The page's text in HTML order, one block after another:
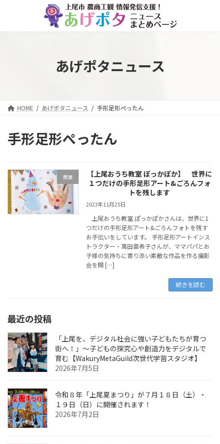
ン
ー
あげポタニュース
HOME あげポタニュース 手形足形ぺったん
手形足形ぺったん
商業
【上尾おうち教室 ぽっかぽか】 世界に
１つだけの手形足形アート&ごろんフォ
トを残します
2023年11月25日
上尾おうち教室 ぽっかぽかさんは、世界に1
つだけの手形足形アート&ごろんフォトを残す
お手伝いをしています。 手形足形アートインス
トラクター・髙田亜希子さんが、ママパパとお
子様の気持ちに寄り添い素敵な作品を作る撮影
会を開 […]
続きを読む
最近の投稿
「上尾を、デジタル社会に強い子どもたちが育つ
街へ！」〜子どもの探究心や創造力をデジタルで
育む【WakuryMetaGuild次世代学習スタジオ】
2026年7月5日
令和８年「上尾夏まつり」が７月１８日（土）・
１９日（日）に開催されます！
2026年7月2日